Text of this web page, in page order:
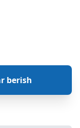
berish